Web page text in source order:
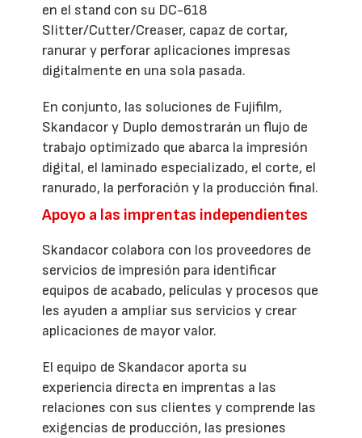
en el stand con su DC-618
Slitter/Cutter/Creaser, capaz de cortar,
ranurar y perforar aplicaciones impresas
digitalmente en una sola pasada.
En conjunto, las soluciones de Fujifilm,
Skandacor y Duplo demostrarán un flujo de
trabajo optimizado que abarca la impresión
digital, el laminado especializado, el corte, el
ranurado, la perforación y la producción final.
Apoyo a las imprentas independientes
Skandacor colabora con los proveedores de
servicios de impresión para identificar
equipos de acabado, películas y procesos que
les ayuden a ampliar sus servicios y crear
aplicaciones de mayor valor.
El equipo de Skandacor aporta su
experiencia directa en imprentas a las
relaciones con sus clientes y comprende las
exigencias de producción, las presiones